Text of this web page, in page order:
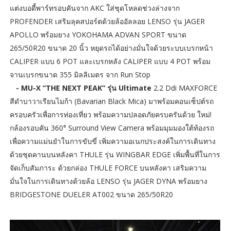
แต่งบอดี้พาร์ทรอบคันจาก AKC ใส่ชุดโหลดช่วงล่างจาก
PROFENDER เสริมลุคสปอร์ตด้วยล้ออัลลอย LENSO รุ่น JAGER
APOLLO พร้อมยาง YOKOHAMA ADVAN SPORT ขนาด
265/50R20 ขนาด 20 นิ้ว หยุดรถได้อย่างมั่นใจด้วยระบบเบรกหน้า
CALIPER แบบ 6 POT และเบรกหลัง CALIPER แบบ 4 POT พร้อม
จานเบรกขนาด 355 มิลลิเมตร จาก Run Stop
- MU-X “THE NEXT PEAK” รุ่น Ultimate 2.2 Ddi MAXFORCE
สีดำบาวาเรียนไมก้า (Bavarian Black Mica) มาพร้อมคอนเซ็ปต์รถ
ครอบครัวเพื่อการท่องเที่ยว พร้อมความปลอดภัยครบครันด้วย ใหม่!
กล้องรอบคัน 360° Surround View Camera พร้อมมุมมองใต้ท้องรถ
เพื่อความแม่นยำในการขับขี่ เพิ่มความอเนกประสงค์ในการเดินทาง
ด้วยชุดคานบนหลังคา THULE รุ่น WINGBAR EDGE เพิ่มพื้นที่ในการ
จัดเก็บสัมภาระ ด้วยกล่อง THULE FORCE บนหลังคา เสริมความ
มั่นใจในการเดินทางด้วยล้อ LENSO รุ่น JAGER DYNA พร้อมยาง
BRIDGESTONE DUELER AT002 ขนาด 265/50R20